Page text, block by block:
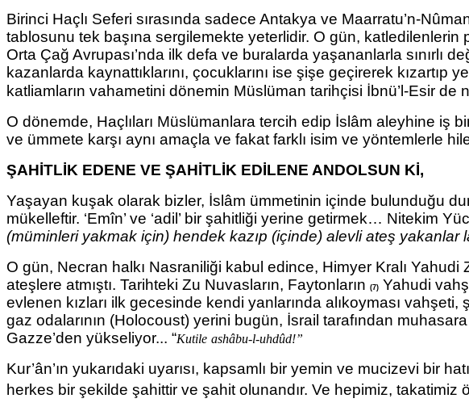
Birinci Haçlı Seferi sırasında sadece Antakya ve Maarratu’n-
tablosunu tek başına sergilemekte yeterlidir. O gün, katledilenlerin
Orta Çağ Avrupası’nda ilk defa ve buralarda yaşananlarla sınırlı
kazanlarda kaynattıklarını, çocuklarını ise şişe geçirerek
katliamların vahametini dönemin Müslüman tarihçisi İbnü’l-Esir de
O dönemde, Haçlıları Müslümanlara tercih edip İslâm aleyhine iş
ve ümmete karşı aynı amaçla ve fakat farklı isim ve yöntemlerle
ŞAHİTLİK EDENE VE ŞAHİTLİK EDİLENE ANDOLSUN Kİ,
Yaşayan kuşak olarak bizler, İslâm ümmetinin içinde bulunduğu
mükelleftir. ‘Emîn’ ve ‘adil’ bir şahitliği yerine getirmek… Nitekim
(müminleri yakmak için) hendek kazıp (içinde) alevli ateş yakanlar
O gün, Necran halkı Nasraniliği kabul edince, Himyer Kralı
ateşlere atmıştı. Tarihteki Zu Nuvasların, Faytonların (7) Yahudi
evlenen kızları ilk gecesinde kendi yanlarında alıkoyması
gaz odalarının (Holocoust) yerini bugün, İsrail tarafından
Gazze’den yükseliyor... “Kutile ashâbu-l-uhdûd!”
Kur’ân’ın yukarıdaki uyarısı, kapsamlı bir yemin ve mucizevi bir
herkes bir şekilde şahittir ve şahit olunandır. Ve hepimiz, takatimiz